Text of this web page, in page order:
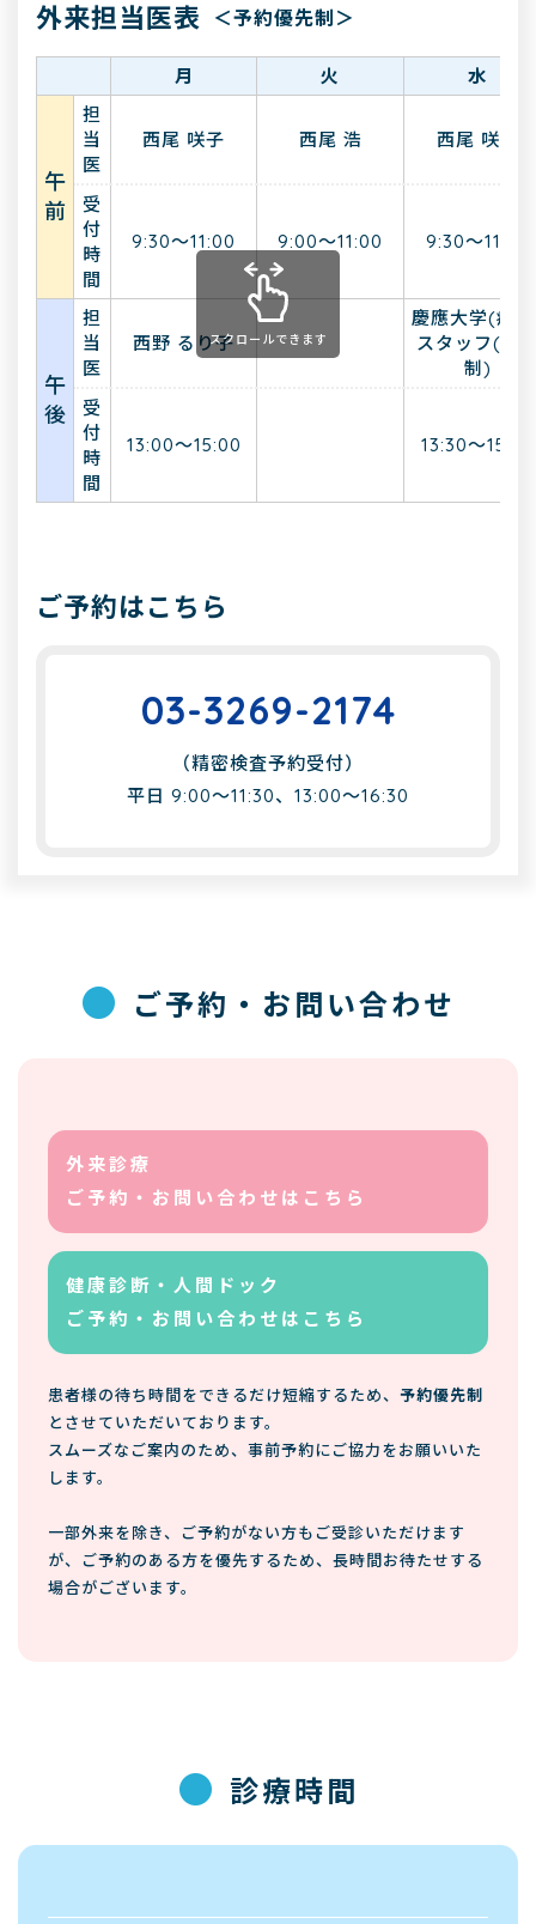
外来担当医表 ＜予約優先制＞
月 火 水
午
前
担
当
医
西尾 咲子 西尾 浩 西尾 咲子
受
付
時
間
9:30～11:00 9:00～11:00 9:30～11:00
午
後
担
当
医
西野 るり子
慶應大学(病
スタッフ(交
制)
受
付
時
間
13:00～15:00 13:30～15:00
スクロールできます
ご予約はこちら
03-3269-2174
（精密検査予約受付）
平日 9:00～11:30、13:00～16:30
● ご予約・お問い合わせ
外来診療
ご予約・お問い合わせはこちら
健康診断・人間ドック
ご予約・お問い合わせはこちら
患者様の待ち時間をできるだけ短縮するため、 予約優先制
とさせていただいております。
スムーズなご案内のため、事前予約にご協力をお願いいた
します。
一部外来を除き、ご予約がない方もご受診いただけます
が、ご予約のある方を優先するため、長時間お待たせする
場合がございます。
● 診療時間